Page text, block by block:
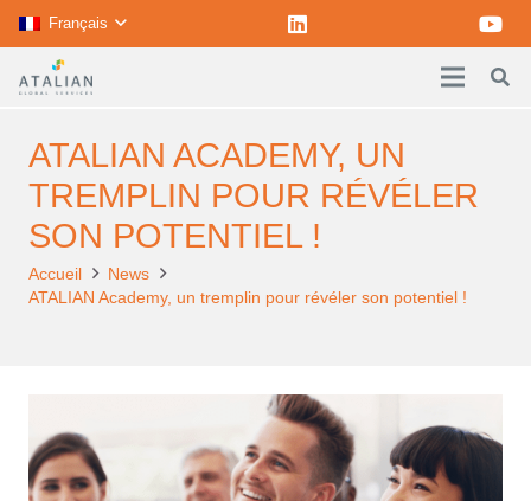
Français
ATALIAN ACADEMY, UN
TREMPLIN POUR RÉVÉLER
SON POTENTIEL !
Accueil
News
ATALIAN Academy, un tremplin pour révéler son potentiel !